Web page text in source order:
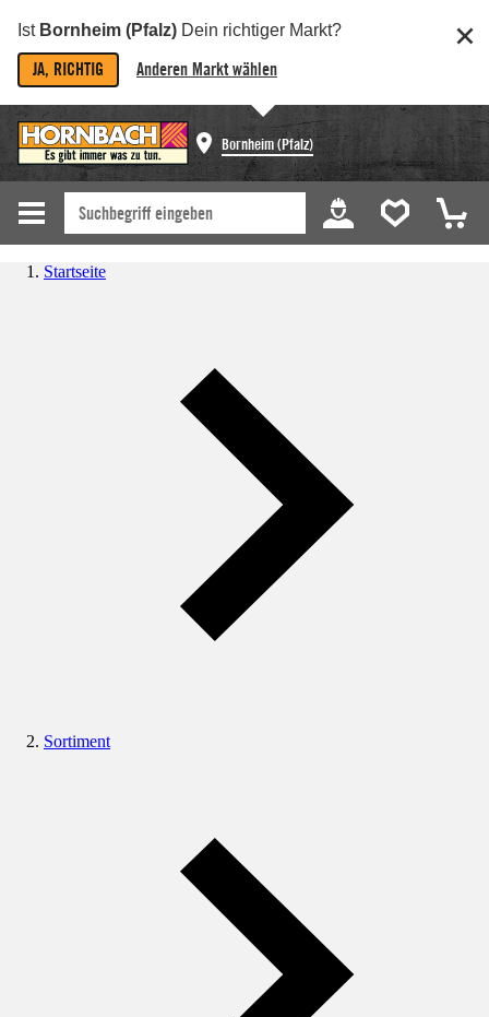
Ist Bornheim (Pfalz) Dein richtiger Markt?
JA, RICHTIG Anderen Markt wählen
Bornheim (Pfalz)
Startseite
Sortiment